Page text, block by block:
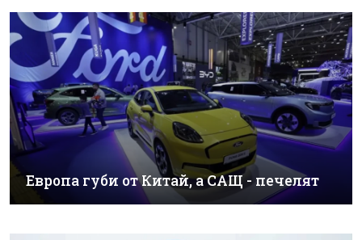
Европа губи от Китай, а САЩ - печелят